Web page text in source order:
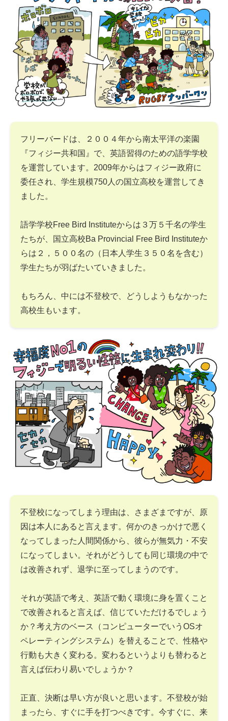
フリーバードは、２００４年から南太平洋の楽園
『フィジー共和国』で、英語習得のための語学学校
を運営しています。2009年からはフィジー政府に
委任され、学生規模750人の国立高校を運営してき
ました。
語学学校Free Bird Instituteからは３万５千名の学生
たちが、国立高校Ba Provincial Free Bird Instituteか
らは２，５００名の（日本人学生３５０名を含む）
学生たちが羽ばたいていきました。
もちろん、中には不登校で、どうしようもなかった
高校生もいます。
不登校になってしまう理由は、さまざまですが、原
因は本人にあると言えます。何かのきっかけで悪く
なってしまった人間関係から、彼らが無気力・不安
になってしまい。それがどうしても同じ環境の中で
は改善されず、退学に至ってしまうのです。
それが英語で考え、英語で動く環境に身を置くこと
で改善されると言えば、信じていただけるでしょう
か？考え方のベース（コンピューターでいうOSオ
ペレーティングシステム）を替えることで、性格や
行動も大きく変わる。変わるというよりも替わると
言えば伝わり易いでしょうか？
正直、決断は早い方が良いと思います。不登校が始
まったら、すぐに手を打つべきです。今すぐに、来